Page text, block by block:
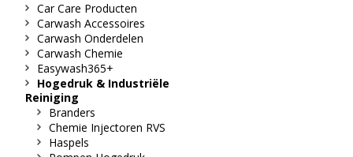
Car Care Producten
Carwash Accessoires
Carwash Onderdelen
Carwash Chemie
Easywash365+
Hogedruk & Industriële
Reiniging
Branders
Chemie Injectoren RVS
Haspels